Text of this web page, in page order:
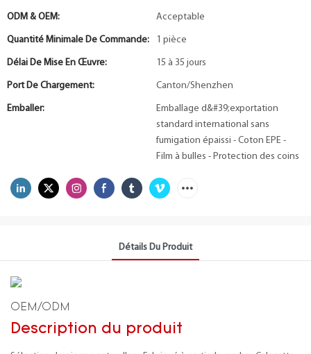
ODM & OEM: Acceptable
Quantité Minimale De Commande: 1 pièce
Délai De Mise En Œuvre: 15 à 35 jours
Port De Chargement: Canton/Shenzhen
Emballer:
Emballage d&#39;exportation
standard international sans
fumigation épaissi - Coton EPE -
Film à bulles - Protection des coins
Détails Du Produit
OEM/ODM
Description du produit